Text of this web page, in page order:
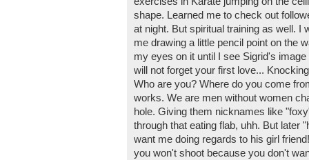
shape. Learned me to check out
at night. But spiritual training as well. I
me drawing a little pencil point on the
my eyes on it until I see Sigrid's
will not forget your first love...
Who are you? Where do you come
works. We are men without women
hole. Giving them nicknames like
through that eating flab, uhh. But later
want me doing regards to his girl
you won't shoot because you don't